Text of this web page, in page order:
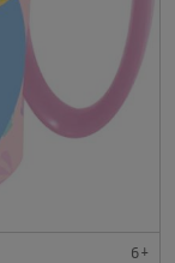
6+